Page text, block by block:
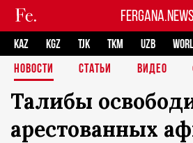
FERGANA.NEWS
KAZ KGZ TJK TKM UZB
НОВОСТИ
СТАТЬИ ВИДЕО
Талибы
арестованных